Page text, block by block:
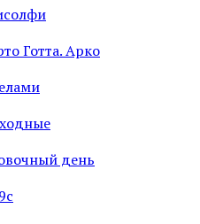
Готта. Арко
день